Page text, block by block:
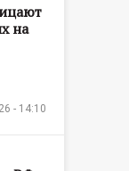
на
- 14:10